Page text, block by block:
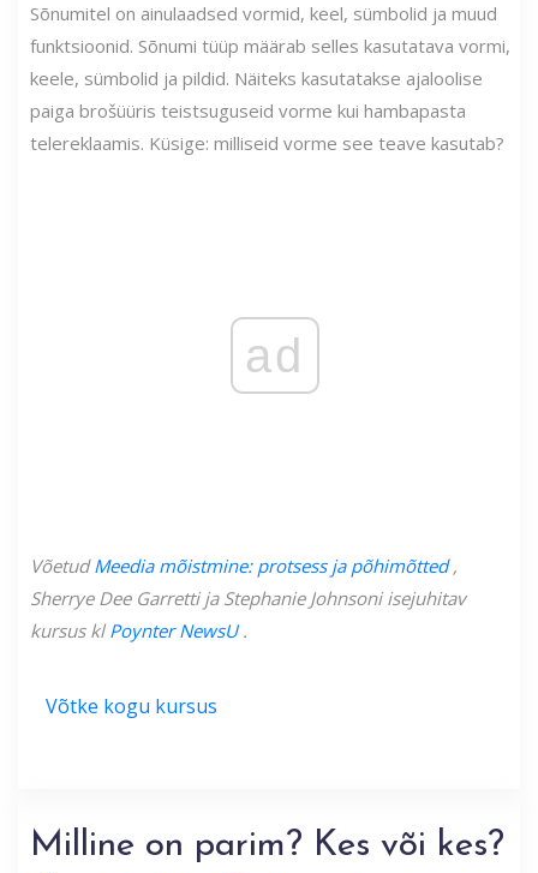
Sõnumitel on ainulaadsed vormid, keel, sümbolid ja muud
funktsioonid. Sõnumi tüüp määrab selles kasutatava vormi,
keele, sümbolid ja pildid. Näiteks kasutatakse ajaloolise
paiga brošüüris teistsuguseid vorme kui hambapasta
telereklaamis. Küsige: milliseid vorme see teave kasutab?
ad
VõetudMeedia mõistmine: protsess ja põhimõtted,
Sherrye Dee Garretti ja Stephanie Johnsoni isejuhitav
kursus kl Poynter NewsU.
Võtke kogu kursus
Milline on parim? Kes või kes?